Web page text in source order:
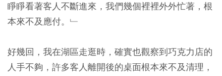
睜睜看著客人不斷進來，我們幾個裡裡外外忙著，根
本來不及應付。﹂
好幾回，我在湖區走逛時，確實也觀察到巧克力店的
人手不夠，許多客人離開後的桌面根本來不及清理，